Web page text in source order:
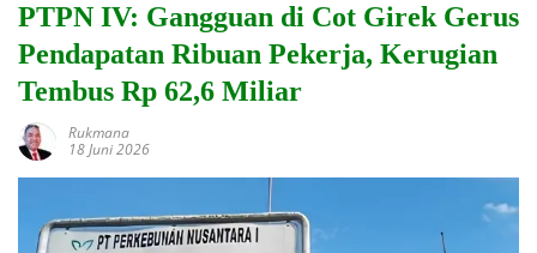
PTPN IV: Gangguan di Cot Girek Gerus
Pendapatan Ribuan Pekerja, Kerugian
Tembus Rp 62,6 Miliar
Rukmana
18 Juni 2026